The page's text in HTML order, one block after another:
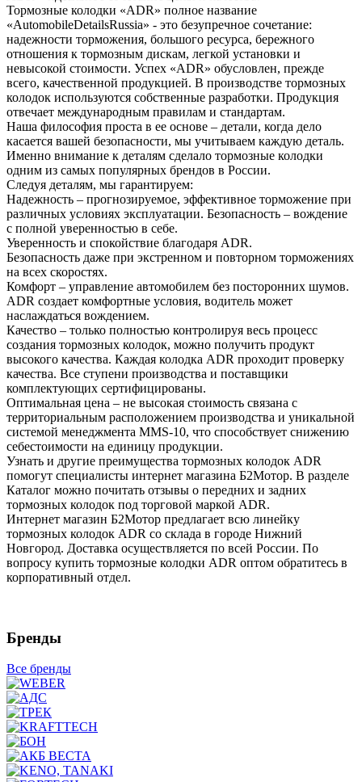
Тормозные колодки «ADR» полное название
«AutomobileDetailsRussia» - это безупречное сочетание:
надежности торможения, большого ресурса, бережного
отношения к тормозным дискам, легкой установки и
невысокой стоимости. Успех «ADR» обусловлен, прежде
всего, качественной продукцией. В производстве тормозных
колодок используются собственные разработки. Продукция
отвечает международным правилам и стандартам.
Наша философия проста в ее основе – детали, когда дело
касается вашей безопасности, мы учитываем каждую деталь.
Именно внимание к деталям сделало тормозные колодки
одним из самых популярных брендов в России.
Следуя деталям, мы гарантируем:
Надежность – прогнозируемое, эффективное торможение при
различных условиях эксплуатации. Безопасность – вождение
с полной уверенностью в себе.
Уверенность и спокойствие благодаря ADR.
Безопасность даже при экстренном и повторном торможениях
на всех скоростях.
Комфорт – управление автомобилем без посторонних шумов.
ADR создает комфортные условия, водитель может
наслаждаться вождением.
Качество – только полностью контролируя весь процесс
создания тормозных колодок, можно получить продукт
высокого качества. Каждая колодка ADR проходит проверку
качества. Все ступени производства и поставщики
комплектующих сертифицированы.
Оптимальная цена – не высокая стоимость связана с
территориальным расположением производства и уникальной
системой менеджмента MMS-10, что способствует снижению
себестоимости на единицу продукции.
Узнать и другие преимущества тормозных колодок ADR
помогут специалисты интернет магазина Б2Мотор. В разделе
Каталог можно почитать отзывы о передних и задних
тормозных колодок под торговой маркой ADR.
Интернет магазин Б2Мотор предлагает всю линейку
тормозных колодок ADR со склада в городе Нижний
Новгород. Доставка осуществляется по всей России. По
вопросу купить тормозные колодки ADR оптом обратитесь в
корпоративный отдел.
Бренды
Все бренды